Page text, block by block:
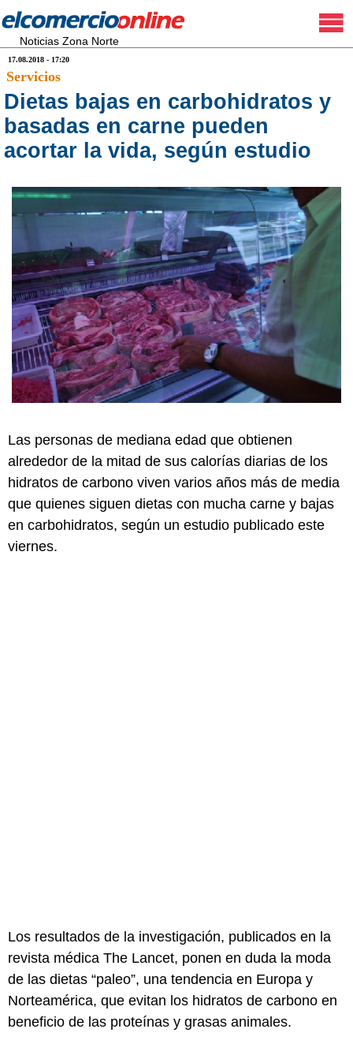
Noticias Zona Norte
17.08.2018 - 17:20
Servicios
Dietas bajas en carbohidratos y
basadas en carne pueden
acortar la vida, según estudio
Las personas de mediana edad que obtienen
alrededor de la mitad de sus calorías diarias de los
hidratos de carbono viven varios años más de media
que quienes siguen dietas con mucha carne y bajas
en carbohidratos, según un estudio publicado este
viernes.
Los resultados de la investigación, publicados en la
revista médica The Lancet, ponen en duda la moda
de las dietas “paleo”, una tendencia en Europa y
Norteamérica, que evitan los hidratos de carbono en
beneficio de las proteínas y grasas animales.